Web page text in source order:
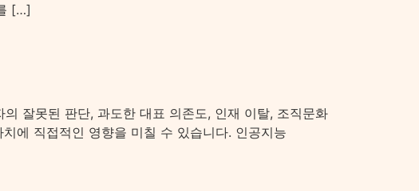
[…]
잘못된 판단, 과도한 대표 의존도, 인재 이탈, 조직문화
에 직접적인 영향을 미칠 수 있습니다. 인공지능